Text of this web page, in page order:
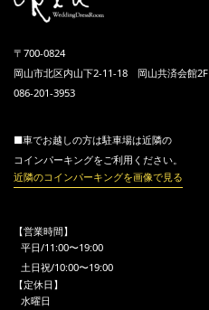
〒700-0824
岡山市北区内山下2-11-18 岡山共済会館2F
086-201-3953
■車でお越しの方は駐車場は近隣の
コインパーキングをご利用ください。
近隣のコインパーキングを画像で見る
【営業時間】
平日/11:00〜19:00
土日祝/10:00〜19:00
【定休日】
水曜日